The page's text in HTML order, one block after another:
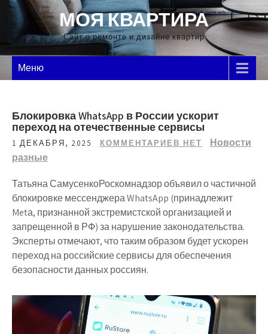
Перейти
содержимому
МОЯ КВАРТИРА
Сайт о ремонте и дизайне квартир
Меню
Блокировка WhatsApp в России ускорит
переход на отечественные сервисы
1 ДЕКАБРЯ, 2025 КОММЕНТАРИЕВ НЕТ
Новости
разные
Татьяна СамусенкоРоскомнадзор объявил о частичной
блокировке мессенджера WhatsApp (принадлежит
Metа, признанной экстремистской организацией и
запрещенной в РФ) за нарушение законодательства.
Эксперты отмечают, что таким образом будет ускорен
переход на российские сервисы для обеспечения
безопасности данных россиян.